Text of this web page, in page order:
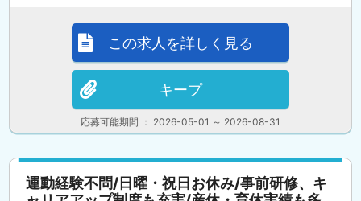
応募可能期間 ： 2026-05-01 ～ 2026-08-31
この求人を詳しく見る
キープ
運動経験不問/日曜・祝日お休み/事前研修、キ